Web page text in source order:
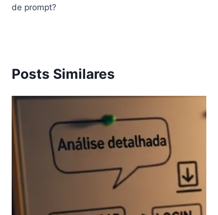
de prompt?
Posts Similares